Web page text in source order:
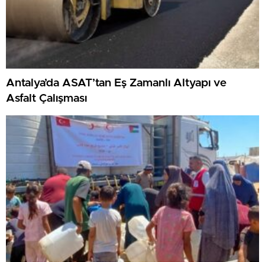
Antalya’da ASAT’tan Eş Zamanlı Altyapı ve
Asfalt Çalışması